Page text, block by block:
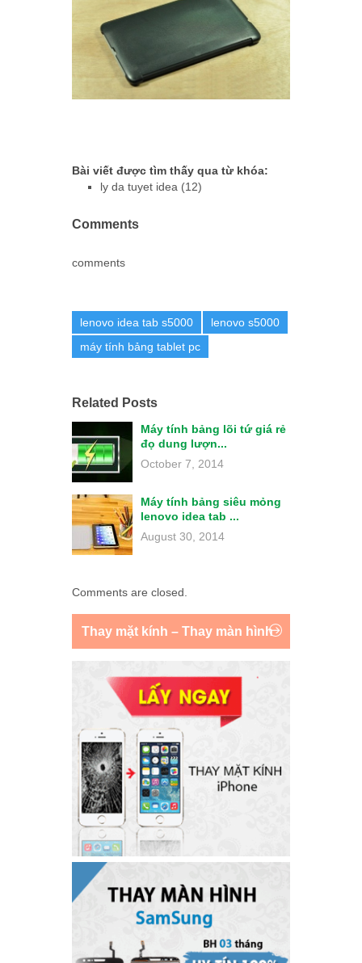
Bài viết được tìm thấy qua từ khóa:
ly da tuyet idea (12)
Comments
comments
lenovo idea tab s5000
lenovo s5000
máy tính bảng tablet pc
Related Posts
Máy tính bảng lõi tứ giá rẻ
đọ dung lượn...
October 7, 2014
Máy tính bảng siêu mỏng
lenovo idea tab ...
August 30, 2014
Comments are closed.
Thay mặt kính – Thay màn hình